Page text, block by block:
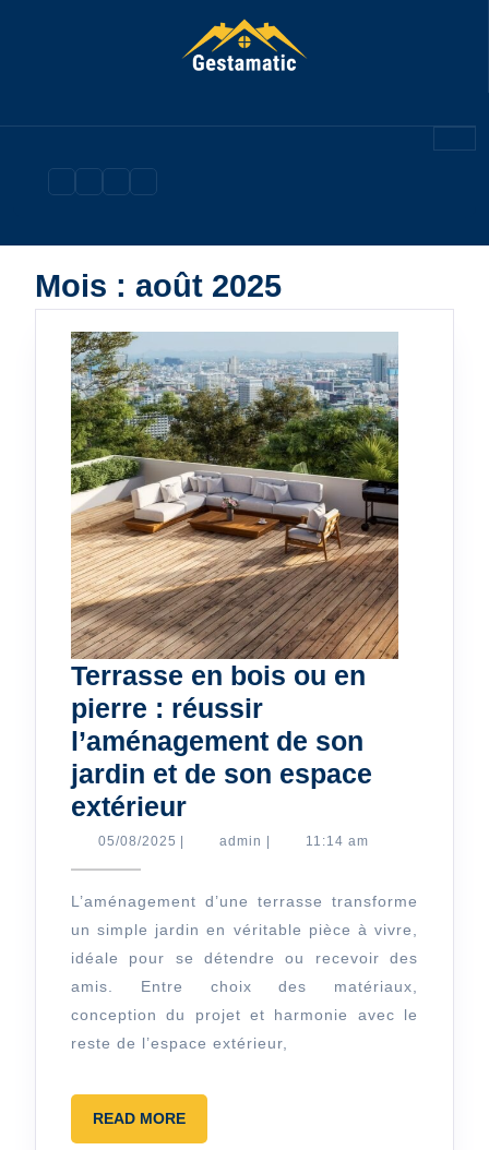
Mois : août 2025
Terrasse en bois ou en
pierre : réussir
l’aménagement de son
jardin et de son espace
extérieurTerrasse
ou
en
pierre :
réussir
l’aménagement
son
jardin
05/08/2025 05/08/2025
| admin admin
| 11:14 am
L’aménagement d’une terrasse transforme
un simple jardin en véritable pièce à vivre,
idéale pour se détendre ou recevoir des
amis. Entre choix des matériaux,
conception du projet et harmonie avec le
reste de l’espace extérieur,
READ MOREREAD
MORE